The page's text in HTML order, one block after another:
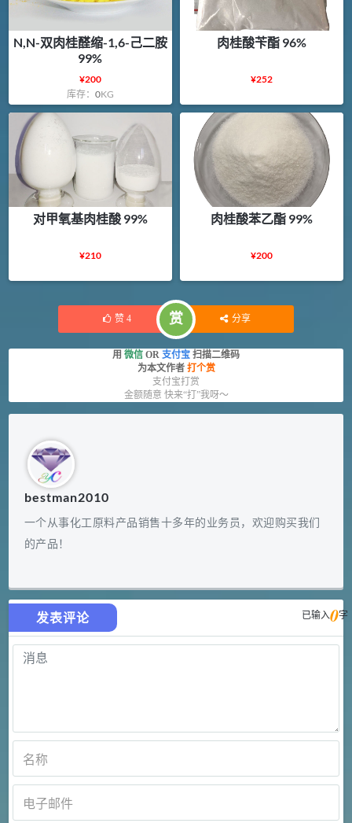
N,N-双肉桂醛缩-1,6-己二胺
99%
¥200
库存： 0KG
肉桂酸苄酯 96%
¥252
对甲氧基肉桂酸 99%
¥210
肉桂酸苯乙酯 99%
¥200
赞 4 赏 分享
用 微信 OR 支付宝 扫描二维码
为本文作者 打个赏
支付宝打赏
金额随意 快来“打”我呀～
bestman2010
一个从事化工原料产品销售十多年的业务员，欢迎购买我们
的产品！
发表评论 已输入0字